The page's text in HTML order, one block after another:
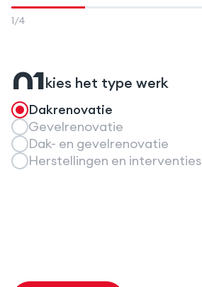
1/4
01kies het type werk
Dakrenovatie
Gevelrenovatie
Dak- en gevelrenovatie
Herstellingen en interventies